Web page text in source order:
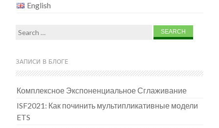
English
Search
ЗАПИСИ В БЛОГЕ
Комплексное Экспоненциальное Сглаживание
ISF2021: Как починить мультипликативные модели
ETS